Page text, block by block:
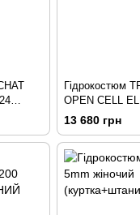
Гідрокостюм
OPEN CELL
SERIES, XXL,
13 680 грн